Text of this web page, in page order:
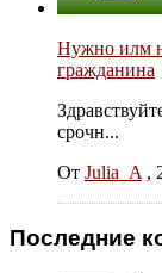
Нужно илм
гражданина
срочн...
От Julia_A ,
Последние